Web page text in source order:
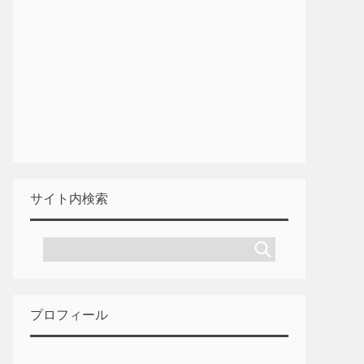
サイト内検索
プロフィール